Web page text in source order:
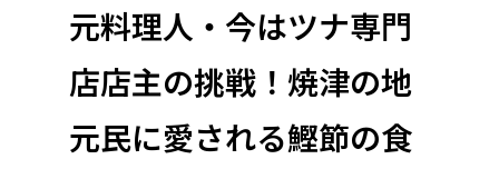
カテゴリーからさがす 国際協力
医療・福祉
人権・マイノリティ
支援人数が多い
終了日が近い
カテゴリーからさがす
国際協力 医療・福祉
子ども・教育
環境・エシカル
人権・マイノリティ
元料理人・今はツナ専門
店店主の挑戦！焼津の地
元民に愛される鰹節の食